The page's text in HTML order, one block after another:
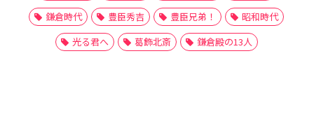
鎌倉時代
豊臣秀吉 豊臣兄弟！
昭和時代
光る君へ
葛飾北斎 鎌倉殿の13人